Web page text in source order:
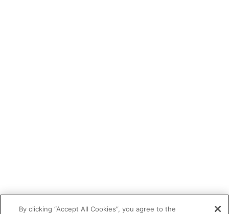
By clicking “Accept All Cookies”, you agree to the